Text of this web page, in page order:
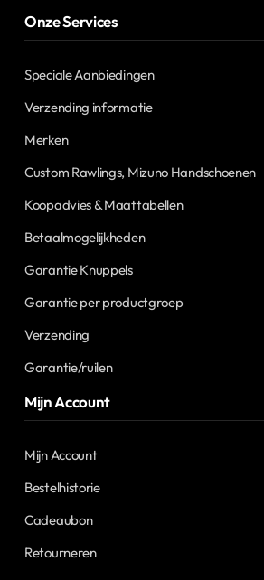
Onze Services
Speciale Aanbiedingen
Verzending informatie
Merken
Custom Rawlings, Mizuno Handschoenen
Koopadvies & Maattabellen
Betaalmogelijkheden
Garantie Knuppels
Garantie per productgroep
Verzending
Garantie/ruilen
Mijn Account
Mijn Account
Bestelhistorie
Cadeaubon
Retourneren